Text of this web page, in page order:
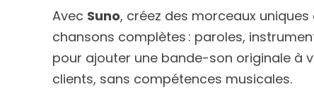
Avec Suno, créez des morceaux uniques
chansons complètes : paroles,
pour ajouter une bande-son originale à
clients, sans compétences musicales.